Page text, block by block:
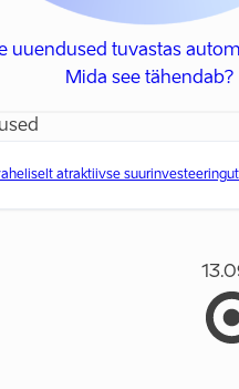
uuendused tuvastas
Mida see tähendab?
atraktiivse